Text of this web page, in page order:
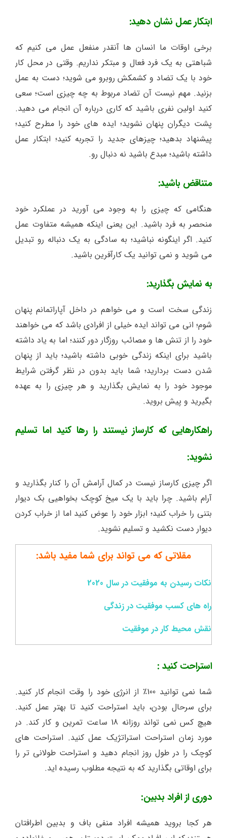
ابتکار عمل نشان دهید:
برخی اوقات ما انسان ها آنقدر منفعل عمل می کنیم که
شباهتی به یک فرد فعال و مبتکر نداریم. وقتی در محل کار
خود با یک تضاد و کشمکش روبرو می شوید؛ دست به عمل
بزنید. مهم نیست آن تضاد مربوط به چه چیزی است؛ سعی
کنید اولین نفری باشید که کاری درباره آن انجام می دهید.
پشت دیگران پنهان نشوید؛ ایده های خود را مطرح کنید؛
پیشنهاد بدهید؛ چیزهای جدید را تجربه کنید؛ ابتکار عمل
داشته باشید؛ مبدع باشید نه دنبال رو.
متناقض باشید:
هنگامی که چیزی را به وجود می آورید در عملکرد خود
منحصر به فرد باشید. این یعنی اینکه همیشه متفاوت عمل
کنید. اگر اینگونه نباشید؛ به سادگی به یک دنباله رو تبدیل
می شوید و نمی توانید یک کارآفرین باشید.
به نمایش بگذارید:
زندگی سخت است و می خواهم در داخل آپاراتمانم پنهان
شوم؛ انی می تواند ایده خیلی از افرادی باشد که می خواهند
خود را از تنش ها و مصائب روزگار دور کنند؛ اما به یاد داشته
باشید برای اینکه زندگی خوبی داشته باشید؛ باید از پنهان
شدن دست بردارید؛ شما باید بدون در نظر گرفتن شرایط
موجود خود را به نمایش بگذارید و هر چیزی را به عهده
بگیرید و پیش بروید.
راهکارهایی که کارساز نیستند را رها کنید اما تسلیم
نشوید:
اگر چیزی کارساز نیست در کمال آرامش آن را کنار بگذارید و
آرام باشید. چرا باید با یک میخ کوچک بخواهیی بک دیوار
بتنی را خراب کنید؛ ابزار خود را عوض کنید اما از خراب کردن
دیوار دست نکشید و تسلیم نشوید.
مقلاتی که می تواند برای شما مفید باشد:
نکات رسیدن به موفقیت در سال 2020
راه های کسب موفقیت در زندگی
نقش محیط کار در موفقیت
استراحت کنید :
شما نمی توانید 100٪ از انرژی خود را وقت انجام کار کنید.
برای سرحال بودن، باید استراحت کنید تا بهتر عمل کنید.
هیچ کس نمی تواند روزانه 18 ساعت تمرین و کار کند. در
مورد زمان استراحت استراتژیک عمل کنید. استراحت های
کوچک را در طول روز انجام دهید و استراحت طولانی تر را
برای اوقاتی بگذارید که به نتیجه مطلوب رسیده اید.
دوری از افراد بدبین:
هر کجا بروید همیشه افراد منفی باف و بدبین اطرافتان